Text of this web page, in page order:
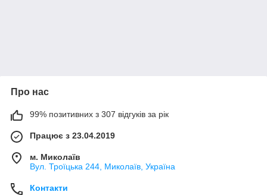
Про нас
99% позитивних з 307 відгуків за рік
Працює з 23.04.2019
м. Миколаїв
Вул. Троїцька 244, Миколаїв, Україна
Контакти